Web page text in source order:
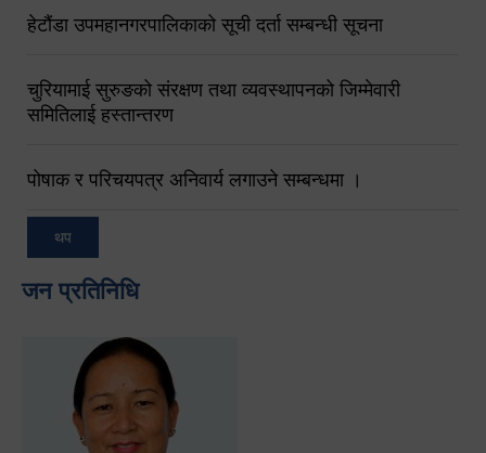
हेटौंडा उपमहानगरपालिकाको सूची दर्ता सम्बन्धी सूचना
चुरियामाई सुरुङको संरक्षण तथा व्यवस्थापनको जिम्मेवारी
समितिलाई हस्तान्तरण
पोषाक र परिचयपत्र अनिवार्य लगाउने सम्बन्धमा ।
थप
जन प्रतिनिधि